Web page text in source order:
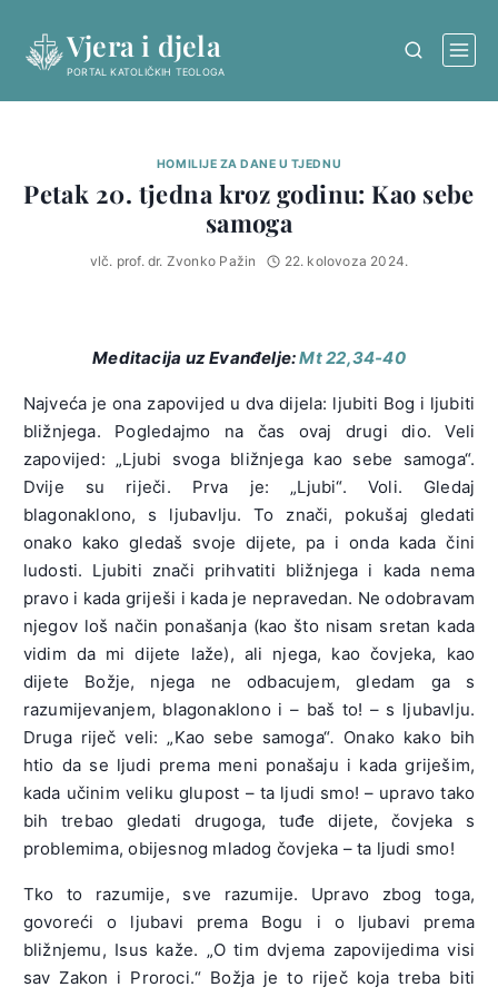
content
Vjera i djela
PORTAL KATOLIČKIH TEOLOGA
HOMILIJE ZA DANE U TJEDNU
Petak 20. tjedna kroz godinu: Kao sebe
samoga
vlč. prof. dr. Zvonko Pažin 22. kolovoza 2024.
Meditacija uz Evanđelje:Mt 22,34-40
Najveća je ona zapovijed u dva dijela: ljubiti Bog i ljubiti
bližnjega. Pogledajmo na čas ovaj drugi dio. Veli
zapovijed: „Ljubi svoga bližnjega kao sebe samoga“.
Dvije su riječi. Prva je: „Ljubi“. Voli. Gledaj
blagonaklono, s ljubavlju. To znači, pokušaj gledati
onako kako gledaš svoje dijete, pa i onda kada čini
ludosti. Ljubiti znači prihvatiti bližnjega i kada nema
pravo i kada griješi i kada je nepravedan. Ne odobravam
njegov loš način ponašanja (kao što nisam sretan kada
vidim da mi dijete laže), ali njega, kao čovjeka, kao
dijete Božje, njega ne odbacujem, gledam ga s
razumijevanjem, blagonaklono i – baš to! – s ljubavlju.
Druga riječ veli: „Kao sebe samoga“. Onako kako bih
htio da se ljudi prema meni ponašaju i kada griješim,
kada učinim veliku glupost – ta ljudi smo! – upravo tako
bih trebao gledati drugoga, tuđe dijete, čovjeka s
problemima, obijesnog mladog čovjeka – ta ljudi smo!
Tko to razumije, sve razumije. Upravo zbog toga,
govoreći o ljubavi prema Bogu i o ljubavi prema
bližnjemu, Isus kaže. „O tim dvjema zapovijedima visi
sav Zakon i Proroci.“ Božja je to riječ koja treba biti